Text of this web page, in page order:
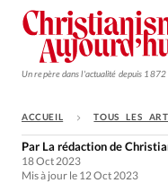
Un repère dans l'actualité depuis 1872
Monde
ACCUEIL TOUS LES
Par La rédaction de
18 Oct 2023
Mis à jour le 12 Oct 2023